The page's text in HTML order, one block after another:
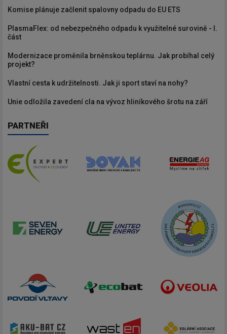
Komise plánuje začlenit spalovny odpadu do EU ETS
PlasmaFlex: od nebezpečného odpadu k využitelné surovině - I.
část
Modernizace proměnila brněnskou teplárnu. Jak probíhal celý
projekt?
Vlastní cesta k udržitelnosti. Jak ji sport staví na nohy?
Unie odložila zavedení cla na vývoz hliníkového šrotu na září
PARTNEŘI